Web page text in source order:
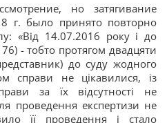
но затягивание
г. было принято повторно
«Від 14.07.2016 року і до
- тобто протягом двадцяти
до суду жодного
справи не цікавилися, із
за їх відсутності не
проведення експертизи не
її проведення і стало